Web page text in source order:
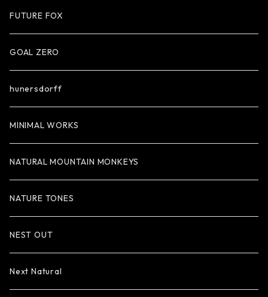
FUTURE FOX
GOAL ZERO
hunersdorff
MINIMAL WORKS
NATURAL MOUNTAIN MONKEYS
NATURE TONES
NEST OUT
Next Natural